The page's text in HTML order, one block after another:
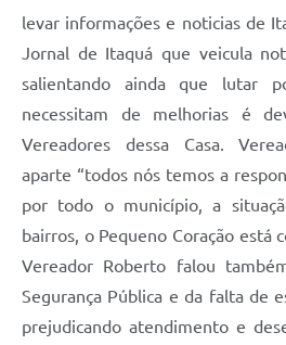
levar informações e noticias de
Jornal de Itaquá que veicula
salientando ainda que lutar
necessitam de melhorias é
Vereadores dessa Casa.
aparte “todos nós temos a
por todo o município, a
bairros, o Pequeno Coração está
Vereador Roberto falou
Segurança Pública e da falta de
prejudicando atendimento e